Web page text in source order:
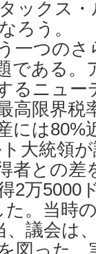
ックス
ろう。
一つのさ
である。
るニュー
高限界税
には80%
大統領
者との
2万5000
。当時
議会は
図った。